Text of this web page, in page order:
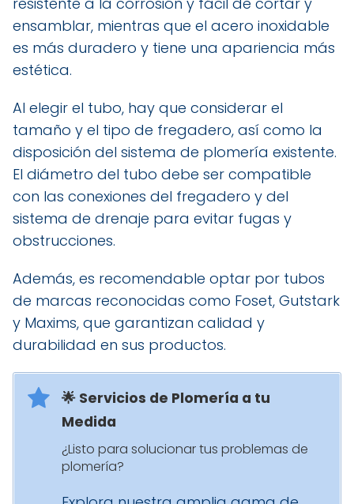
ensamblar, mientras que el acero inoxidable
es más duradero y tiene una apariencia más
estética.
Al elegir el tubo, hay que considerar el
tamaño y el tipo de fregadero, así como la
disposición del sistema de plomería existente.
El diámetro del tubo debe ser compatible
con las conexiones del fregadero y del
sistema de drenaje para evitar fugas y
obstrucciones.
Además, es recomendable optar por tubos
de marcas reconocidas como Foset, Gutstark
y Maxims, que garantizan calidad y
durabilidad en sus productos.
🌟 Servicios de Plomería a tu
Medida
¿Listo para solucionar tus problemas de
plomería?